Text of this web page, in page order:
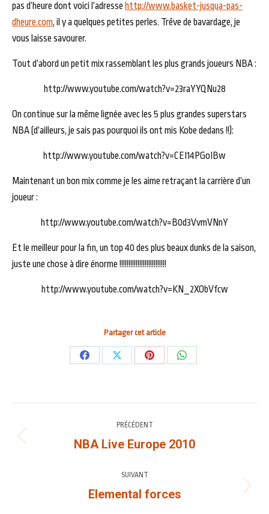
pas d’heure dont voici l’adresse http://www.basket-jusqua-pas-
dheure.com, il y a quelques petites perles. Trêve de bavardage, je
vous laisse savourer.
Tout d’abord un petit mix rassemblant les plus grands joueurs NBA :
http://www.youtube.com/watch?v=23raYYQNu28
On continue sur la même lignée avec les 5 plus grandes superstars
NBA (d’ailleurs, je sais pas pourquoi ils ont mis Kobe dedans !!):
http://www.youtube.com/watch?v=CEI14PGoIBw
Maintenant un bon mix comme je les aime retraçant la carrière d’un
joueur :
http://www.youtube.com/watch?v=B0d3VvmVNnY
Et le meilleur pour la fin, un top 40 des plus beaux dunks de la saison,
juste une chose à dire énorme !!!!!!!!!!!!!!!!!!!!!!!!!!
http://www.youtube.com/watch?v=KN_2XObVfcw
Partager cet article
PartagerPartagerPartagerPartager
ARTICLE
PRÉCÉDENT
Article
:
NBA Live Europe 2010
SUIVANT
Article
Elemental forces